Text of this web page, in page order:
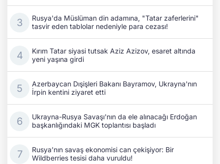
Rusya'da Müslüman din adamına, "Tatar zaferlerini"
tasvir eden tablolar nedeniyle para cezası!
Kırım Tatar siyasi tutsak Aziz Azizov, esaret altında
yeni yaşına girdi
Azerbaycan Dışişleri Bakanı Bayramov, Ukrayna'nın
İrpin kentini ziyaret etti
Ukrayna-Rusya Savaşı'nın da ele alınacağı Erdoğan
başkanlığındaki MGK toplantısı başladı
Rusya’nın savaş ekonomisi can çekişiyor: Bir
Wildberries tesisi daha vuruldu!